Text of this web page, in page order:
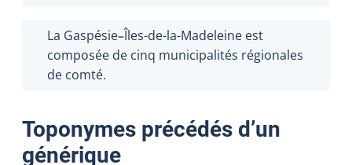
La Gaspésie–Îles-de-la-Madeleine est
composée de cinq municipalités régionales
de comté.
Toponymes précédés d’un
générique